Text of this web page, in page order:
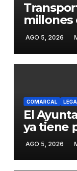
millones
para
del
A-4 en
AGO 5, 2026
COMARCAL
El
ya tiene
de
de
AGO 5, 2026